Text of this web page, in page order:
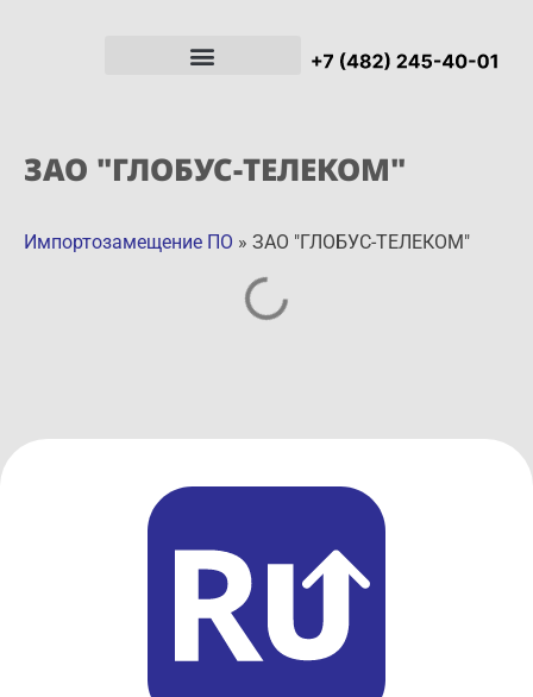
ЗАО "ГЛОБУС-ТЕЛЕКОМ"
Импортозамещение ПО » ЗАО "ГЛОБУС-ТЕЛЕКОМ"